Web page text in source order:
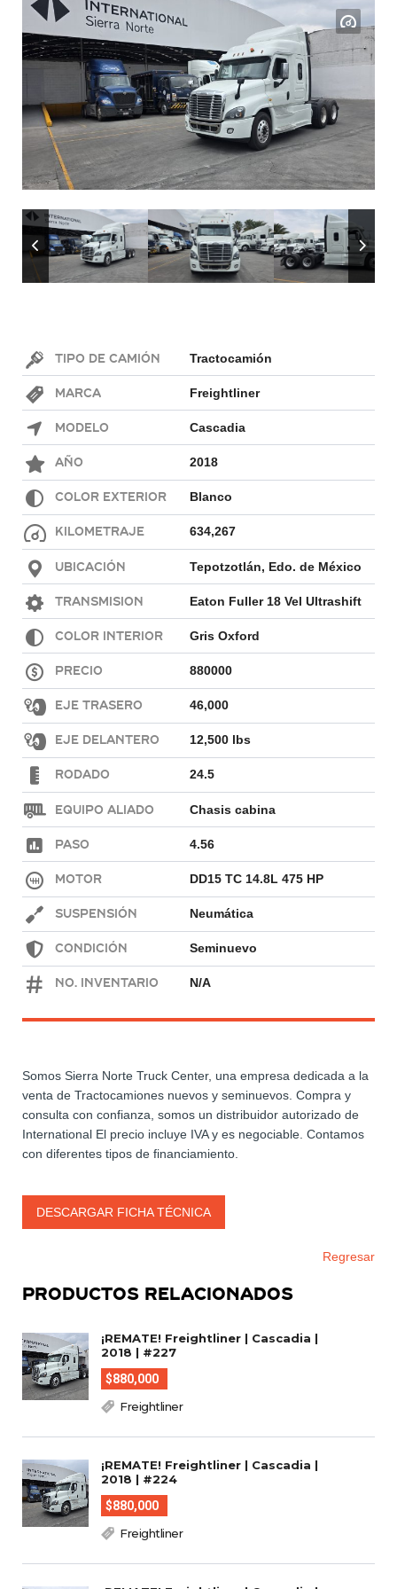
Tipo de Camión Tractocamión
Marca Freightliner
Modelo Cascadia
Año 2018
Color exterior Blanco
Kilometraje 634,267
Ubicación Tepotzotlán, Edo. de México
Transmision Eaton Fuller 18 Vel Ultrashift
Color interior Gris Oxford
Precio 880000
Eje Trasero 46,000
Eje Delantero 12,500 lbs
Rodado 24.5
Equipo Aliado Chasis cabina
Paso 4.56
Motor DD15 TC 14.8L 475 HP
Suspensión Neumática
Condición Seminuevo
No. Inventario N/A
Somos Sierra Norte Truck Center, una empresa dedicada a la
venta de Tractocamiones nuevos y seminuevos. Compra y
consulta con confianza, somos un distribuidor autorizado de
International El precio incluye IVA y es negociable. Contamos
con diferentes tipos de financiamiento.
DESCARGAR FICHA TÉCNICA
Regresar
PRODUCTOS RELACIONADOS
¡REMATE! Freightliner | Cascadia |
2018 | #227
$880,000
Freightliner
¡REMATE! Freightliner | Cascadia |
2018 | #224
$880,000
Freightliner